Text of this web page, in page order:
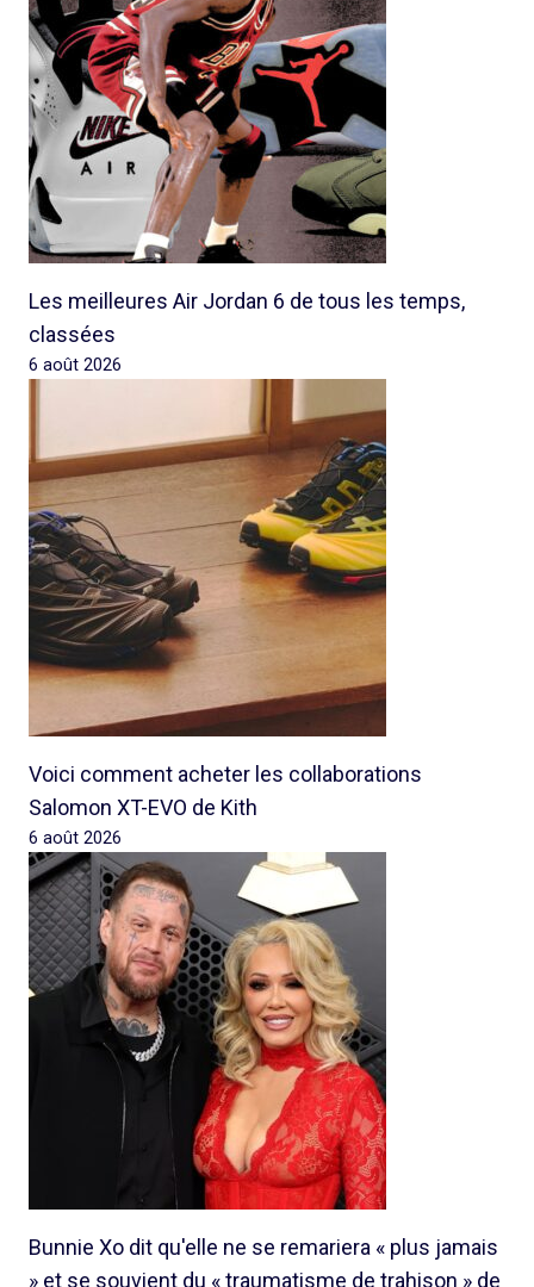
Les meilleures Air Jordan 6 de tous les temps,
classées
6 août 2026
Voici comment acheter les collaborations
Salomon XT-EVO de Kith
6 août 2026
Bunnie Xo dit qu'elle ne se remariera « plus jamais
» et se souvient du « traumatisme de trahison » de